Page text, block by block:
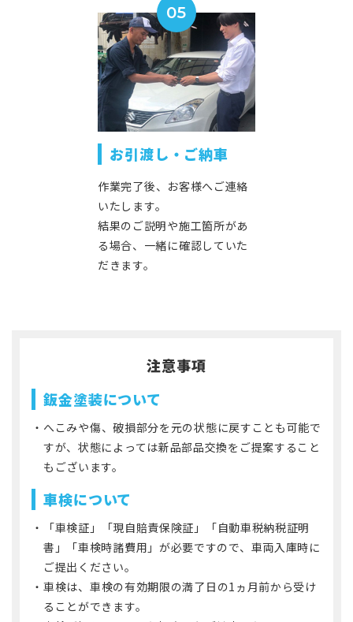
05
お引渡し・ご納車
作業完了後、お客様へご連絡
いたします。
結果のご説明や施工箇所があ
る場合、一緒に確認していた
だきます。
注意事項
鈑金塗装について
・ へこみや傷、破損部分を元の状態に戻すことも可能で
すが、状態によっては新品部品交換をご提案すること
もございます。
車検について
・ 「車検証」「現自賠責保険証」「自動車税納税証明
書」「車検時諸費用」が必要ですので、車両入庫時に
ご提出ください。
・ 車検は、車検の有効期限の満了日の1ヵ月前から受け
ることができます。